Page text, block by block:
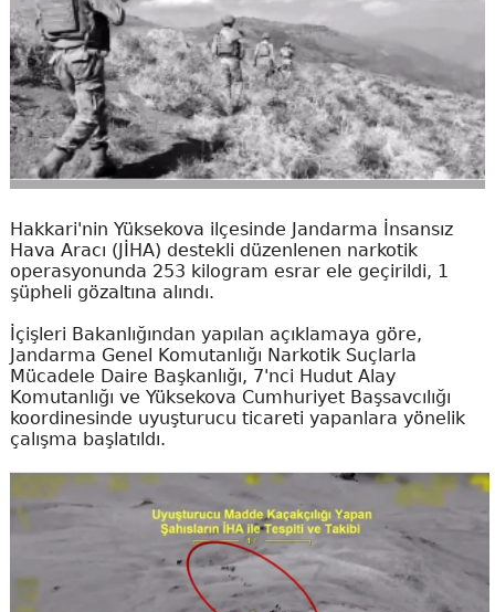
Hakkari'nin Yüksekova ilçesinde Jandarma İnsansız
Hava Aracı (JİHA) destekli düzenlenen narkotik
operasyonunda 253 kilogram esrar ele geçirildi, 1
şüpheli gözaltına alındı.
İçişleri Bakanlığından yapılan açıklamaya göre,
Jandarma Genel Komutanlığı Narkotik Suçlarla
Mücadele Daire Başkanlığı, 7'nci Hudut Alay
Komutanlığı ve Yüksekova Cumhuriyet Başsavcılığı
koordinesinde uyuşturucu ticareti yapanlara yönelik
çalışma başlatıldı.